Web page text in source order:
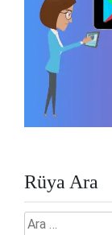
Rüya Ara
Arama: